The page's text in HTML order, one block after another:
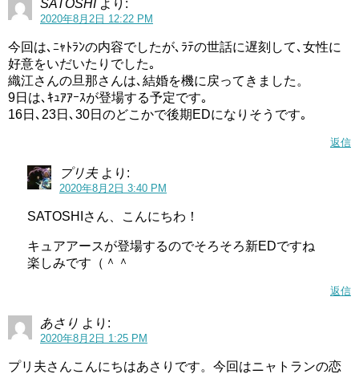
SATOSHI より:
2020年8月2日 12:22 PM
今回は､ﾆｬﾄﾗﾝの内容でしたが､ﾗﾃの世話に遅刻して､女性に
好意をいだいたりでした｡
織江さんの旦那さんは､結婚を機に戻ってきました。
9日は､ｷｭｱｱｰｽが登場する予定です｡
16日､23日､30日のどこかで後期EDになりそうです｡
返信
プリ夫 より:
2020年8月2日 3:40 PM
SATOSHIさん、こんにちわ！
キュアアースが登場するのでそろそろ新EDですね
楽しみです（＾＾
返信
あさり より:
2020年8月2日 1:25 PM
プリ夫さんこんにちはあさりです。今回はニャトランの恋